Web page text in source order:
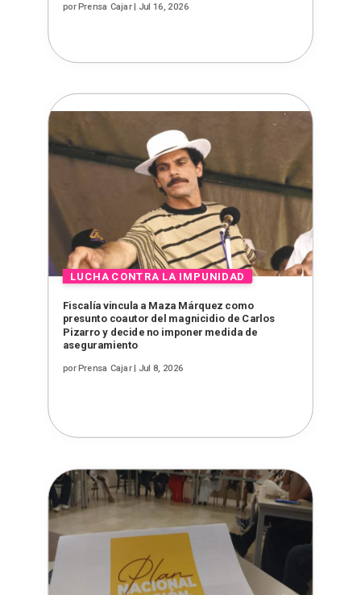
porPrensa Cajar| Jul 16, 2026
Fiscalía vincula a Maza Márquez como
presunto coautor del magnicidio de Carlos
Pizarro y decide no imponer medida de
aseguramiento
porPrensa Cajar| Jul 8, 2026